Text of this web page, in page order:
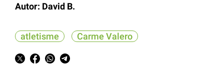
Autor: David B.
atletisme Carme Valero